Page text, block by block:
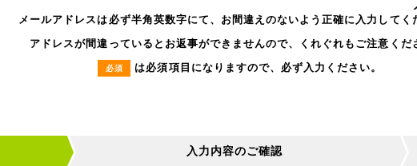
メールアドレスは必ず半角英数字にて、お間違えのないよう正確に入力してく
アドレスが間違っているとお返事ができませんので、くれぐれもご注意くだ
必須 は必須項目になりますので、必ず入力ください。
入力内容のご確認